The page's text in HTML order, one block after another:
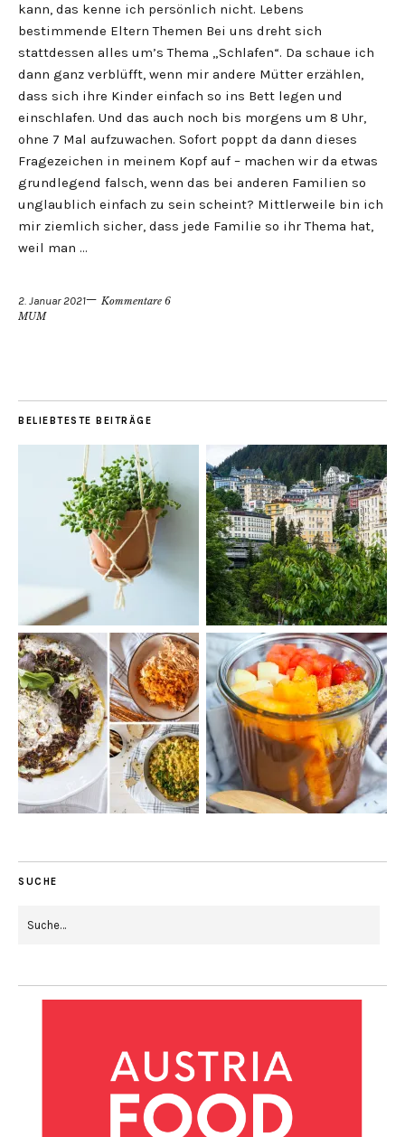
kann, das kenne ich persönlich nicht. Lebens
bestimmende Eltern Themen Bei uns dreht sich
stattdessen alles um’s Thema „Schlafen“. Da schaue ich
dann ganz verblüfft, wenn mir andere Mütter erzählen,
dass sich ihre Kinder einfach so ins Bett legen und
einschlafen. Und das auch noch bis morgens um 8 Uhr,
ohne 7 Mal aufzuwachen. Sofort poppt da dann dieses
Fragezeichen in meinem Kopf auf – machen wir da etwas
grundlegend falsch, wenn das bei anderen Familien so
unglaublich einfach zu sein scheint? Mittlerweile bin ich
mir ziemlich sicher, dass jede Familie so ihr Thema hat,
weil man …
2. Januar 2021
Kommentare 6
MUM
BELIEBTESTE BEITRÄGE
SUCHE